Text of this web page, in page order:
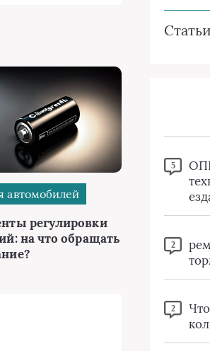
автомобилей
регулировки
на что обращать
Статьи
5
2
2